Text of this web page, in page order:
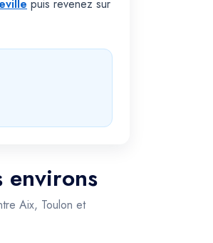
puis revenez sur
environs
Aix, Toulon et